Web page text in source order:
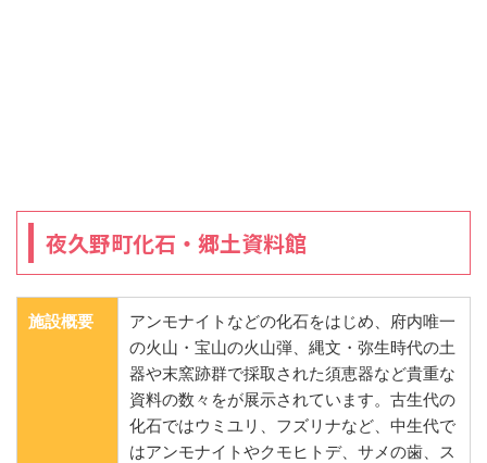
夜久野町化石・郷土資料館
施設概要
アンモナイトなどの化石をはじめ、府内唯一
の火山・宝山の火山弾、縄文・弥生時代の土
器や末窯跡群で採取された須恵器など貴重な
資料の数々をが展示されています。古生代の
化石ではウミユリ、フズリナなど、中生代で
はアンモナイトやクモヒトデ、サメの歯、ス